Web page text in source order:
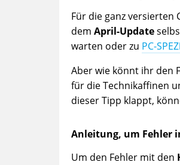
Für die ganz versierten
dem April-Update
warten oder zu PC-
Aber wie könnt ihr den
für die Technikaffinen
dieser Tipp klappt,
Anleitung, um Fehler
Um den Fehler mit den